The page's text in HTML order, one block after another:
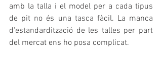
amb la talla i el model per a cada tipus
de pit no és una tasca fàcil. La manca
d'estandardització de les talles per part
del mercat ens ho posa complicat.